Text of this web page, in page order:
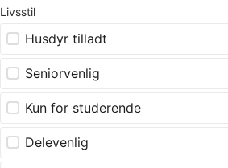
Livsstil
Husdyr tilladt
Seniorvenlig
Kun for studerende
Delevenlig